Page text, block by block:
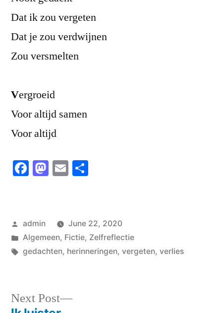
Dat ik zou vergeten
Dat je zou verdwijnen
Zou versmelten
Vergroeid
Voor altijd samen
Voor altijd
Facebook
Mastodon
Email
Posted
by
admin
June 22, 2020
Posted
in
Algemeen, Fictie, Zelfreflectie
Tags:
gedachten, herinneringen, vergeten, verlies
Next Post
Next